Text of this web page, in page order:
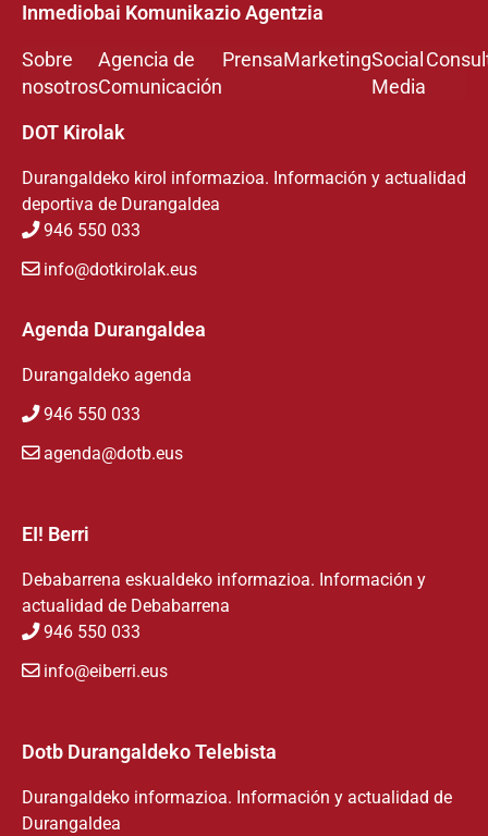
Inmediobai Komunikazio Agentzia
Sobre
nosotros
Agencia de
Comunicación
PrensaMarketingSocial
Media
DOT Kirolak
Durangaldeko kirol informazioa. Información y actualidad
deportiva de Durangaldea
946 550 033
info@dotkirolak.eus
Agenda Durangaldea
Durangaldeko agenda
946 550 033
agenda@dotb.eus
EI! Berri
Debabarrena eskualdeko informazioa. Información y
actualidad de Debabarrena
946 550 033
info@eiberri.eus
Dotb Durangaldeko Telebista
Durangaldeko informazioa. Información y actualidad de
Durangaldea